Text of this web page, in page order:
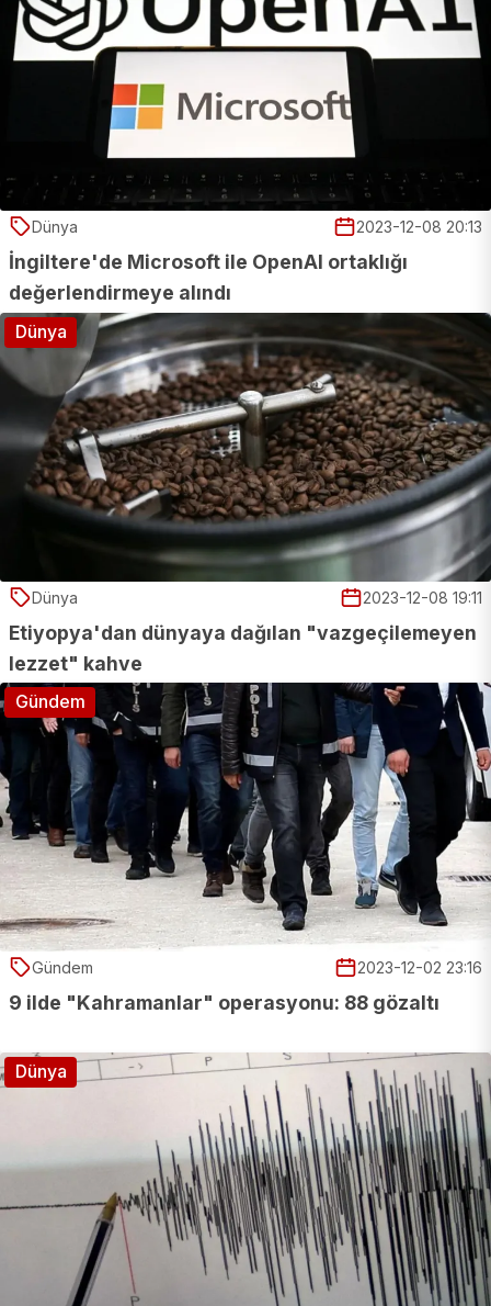
Dünya 2023-12-08 20:13
İngiltere'de Microsoft ile OpenAI ortaklığı
değerlendirmeye alındı
Dünya 2023-12-08 19:11
Etiyopya'dan dünyaya dağılan "vazgeçilemeyen
lezzet" kahve
Dünya
Gündem 2023-12-02 23:16
9 ilde "Kahramanlar" operasyonu: 88 gözaltı
Gündem
Dünya